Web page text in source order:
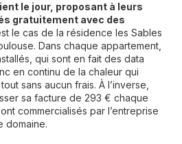
le jour, proposant à leurs
gratuitement avec des
le cas de la résidence les Sables
Dans chaque appartement,
qui sont en fait des data
en continu de la chaleur qui
sans aucun frais. À l’inverse,
sa facture de 293 € chaque
commercialisés par l’entreprise
domaine.